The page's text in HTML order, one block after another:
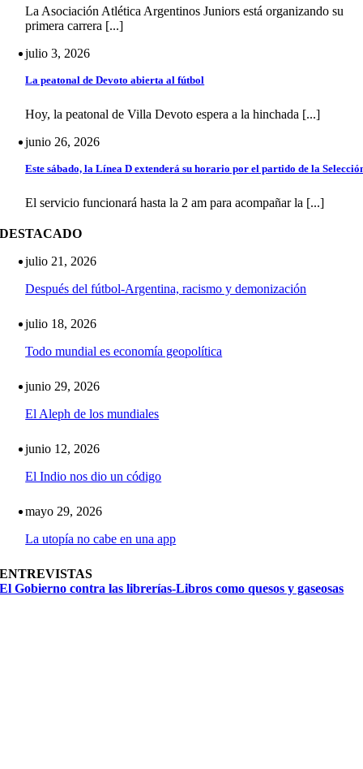
La Asociación Atlética Argentinos Juniors está organizando su
primera carrera [...]
julio 3, 2026
La peatonal de Devoto abierta al fútbol
Hoy, la peatonal de Villa Devoto espera a la hinchada [...]
junio 26, 2026
Este sábado, la Línea D extenderá su horario por el partido de la
El servicio funcionará hasta la 2 am para acompañar la [...]
DESTACADO
julio 21, 2026
Después del fútbol-Argentina, racismo y demonización
julio 18, 2026
Todo mundial es economía geopolítica
junio 29, 2026
El Aleph de los mundiales
junio 12, 2026
El Indio nos dio un código
mayo 29, 2026
La utopía no cabe en una app
ENTREVISTAS
El Gobierno contra las librerías-Libros como quesos y gaseosas